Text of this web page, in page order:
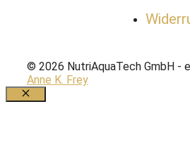
© 2026 NutriAquaTech GmbH -
Anne K. Frey
Schließen